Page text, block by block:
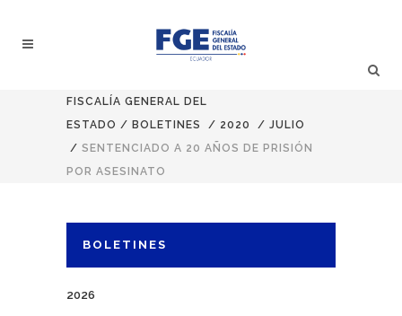
FISCALÍA GENERAL DEL
ESTADO / BOLETINES / 2020 / JULIO
/ SENTENCIADO A 20 AÑOS DE PRISIÓN
POR ASESINATO
BOLETINES
2026